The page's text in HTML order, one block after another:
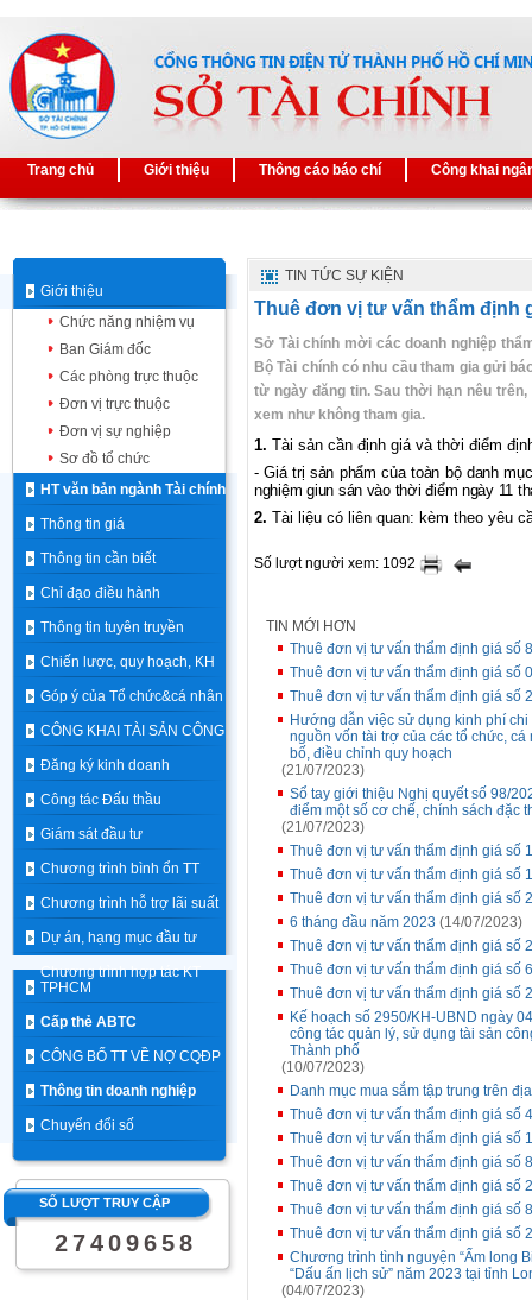
Trang chủ Giới thiệu Thông cáo báo chí Công khai
Giới thiệu
Chức năng nhiệm vụ
Ban Giám đốc
Các phòng trực thuộc
Đơn vị trực thuộc
Đơn vị sự nghiệp
Sơ đồ tổ chức
HT văn bản ngành Tài chính
Thông tin giá
Thông tin cần biết
Chỉ đạo điều hành
Thông tin tuyên truyền
Chiến lược, quy hoạch, KH
Góp ý của Tổ chức&cá nhân
CÔNG KHAI TÀI SẢN CÔNG
Đăng ký kinh doanh
Công tác Đấu thầu
Giám sát đầu tư
Chương trình bình ổn TT
Chương trình hỗ trợ lãi suất
Dự án, hạng mục đầu tư
Chương trình hợp tác KT
TPHCM
Cấp thẻ ABTC
CÔNG BỐ TT VỀ NỢ CQĐP
Thông tin doanh nghiệp
Chuyển đổi số
SỐ LƯỢT TRUY CẬP
2 7 4 0 9 6 5 8
TIN TỨC SỰ KIỆN
Thuê đơn vị tư vấn thẩm định
Sở Tài chính mời các doanh nghiệp
Bộ Tài chính có nhu cầu tham gia gửi
từ ngày đăng tin. Sau thời hạn nêu
xem như không tham gia.
1. Tài sản cần định giávà thời điểm
- Giá trị sản phẩm của toàn bộ danh
nghiệm giun sán vào thời điểm ngày 11
2. Tài liệu có liên quan: kèm theo yêu
Số lượt người xem: 1092
TIN MỚI HƠN
Thuê đơn vị tư vấn thẩm định giá số
Thuê đơn vị tư vấn thẩm định giá số
Thuê đơn vị tư vấn thẩm định giá số
Hướng dẫn việc sử dụng kinh phí
nguồn vốn tài trợ của các tổ chức,
bố, điều chỉnh quy hoạch
(21/07/2023)
Sổ tay giới thiệu Nghị quyết số 98/
điểm một số cơ chế, chính sách đặc
(21/07/2023)
Thuê đơn vị tư vấn thẩm định giá số
Thuê đơn vị tư vấn thẩm định giá số
Thuê đơn vị tư vấn thẩm định giá số
6 tháng đầu năm 2023 (14/07/2023)
Thuê đơn vị tư vấn thẩm định giá số
Thuê đơn vị tư vấn thẩm định giá số
Thuê đơn vị tư vấn thẩm định giá số
Kế hoạch số 2950/KH-UBND ngày
công tác quản lý, sử dụng tài sản
Thành phố
(10/07/2023)
Danh mục mua sắm tập trung trên
Thuê đơn vị tư vấn thẩm định giá số
Thuê đơn vị tư vấn thẩm định giá số
Thuê đơn vị tư vấn thẩm định giá số
Thuê đơn vị tư vấn thẩm định giá số
Thuê đơn vị tư vấn thẩm định giá số
Thuê đơn vị tư vấn thẩm định giá số
Chương trình tình nguyện “Ấm long
“Dấu ấn lịch sử” năm 2023 tại tỉnh
(04/07/2023)